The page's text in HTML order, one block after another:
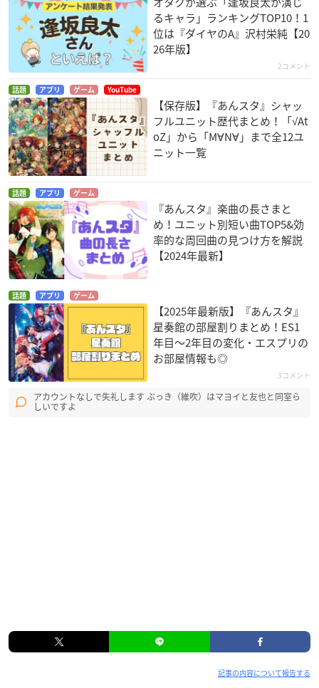
るキャラ」ランキングTOP10！1
位は『ダイヤのA』沢村栄純【20
26年版】
2コメント
話題 アプリ ゲーム YouTube
【保存版】『あんスタ』シャッ
フルユニット歴代まとめ！「√At
oZ」から「M∀N∀」まで全12ユ
ニット一覧
話題 アプリ ゲーム
『あんスタ』楽曲の長さまと
め！ユニット別短い曲TOP5&効
率的な周回曲の見つけ方を解説
【2024年最新】
話題 アプリ ゲーム
【2025年最新版】『あんスタ』
星奏館の部屋割りまとめ！ES1
年目〜2年目の変化・エスプリの
お部屋情報も◎
3コメント
アカウントなしで失礼します ぶっき（維吹）はマヨイと友也と同室ら
しいですよ
記事の内容について報告する